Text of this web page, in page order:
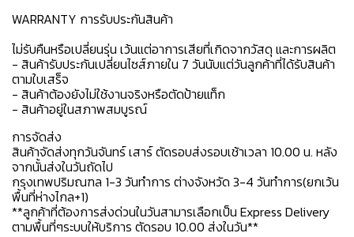
WARRANTY การรับประกันสินค้า
ไม่รับคืนหรือเปลี่ยนรุ่น เว้นแต่อาการเสียที่เกิดจากวัสดุ และการผลิต
- สินค้ารับประกันเปลี่ยนไซส์ภายใน 7 วันนับแต่วันลูกค้าที่ได้รับสินค้า
ตามใบเสร็จ
- สินค้าต้องยังไม่ใช้งานจริงหรือตัดป้ายแท็ก
- สินค้าอยู่ในสภาพสมบูรณ์
การจัดส่ง
สินค้าจัดส่งทุกวันจันทร์ เสาร์ ตัดรอบส่งรอบเช้าเวลา 10.00 น. หลัง
จากนั้นส่งในวันถัดไป
กรุงเทพปริมณฑล 1-3 วันทำการ ต่างจังหวัด 3-4 วันทำการ(ยกเว้น
พื้นที่ห่างไกล+1)
**ลูกค้าที่ต้องการส่งด่วนในวันสามารเลือกเป็น Express Delivery
ตามพื้นที่ๆระบบให้บริการ ตัดรอบ 10.00 ส่งในวัน**